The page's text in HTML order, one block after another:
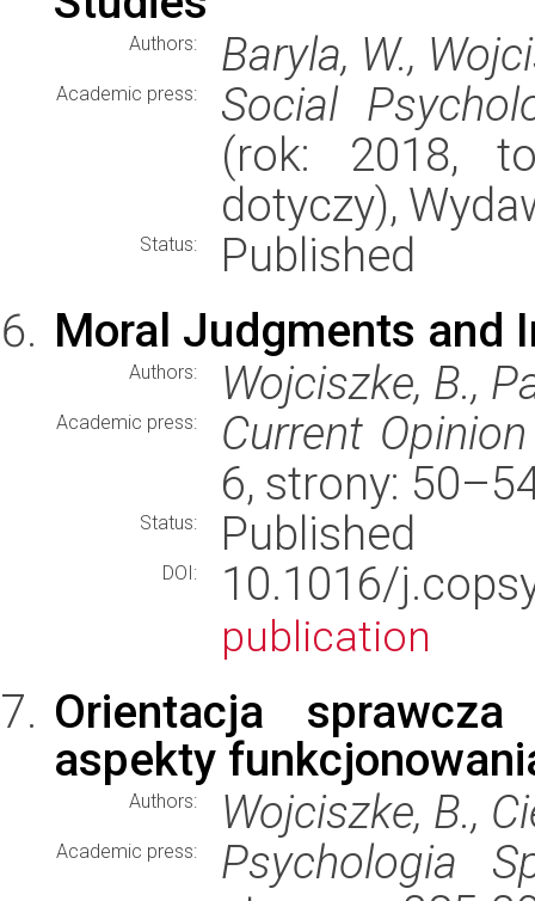
Authors: Baryla, W.,
Academic press:
Social
(rok: 2018,
dotyczy),
Status:
Published
Moral Judgments and
Authors: Wojciszke, B.,
Academic press:
Current
6, strony:
Status: Published
DOI: 10.1016/
publication
Orientacja
aspekty
Authors: Wojciszke, B.,
Academic press:
Psychologia